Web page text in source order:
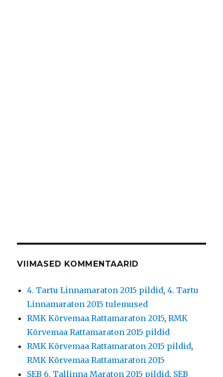
VIIMASED KOMMENTAARID
4. Tartu Linnamaraton 2015 pildid,4. Tartu
Linnamaraton 2015 tulemused
RMK Kõrvemaa Rattamaraton 2015,RMK
Kõrvemaa Rattamaraton 2015 pildid
RMK Kõrvemaa Rattamaraton 2015 pildid,
RMK Kõrvemaa Rattamaraton 2015
SEB 6. Tallinna Maraton 2015 pildid, SEB